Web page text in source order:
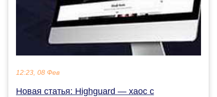
12:23, 08 Фев
Новая статья: Highguard — хаос с